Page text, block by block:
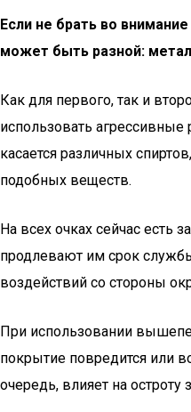
Если не брать во
может быть разной:
Как для первого, так и
использовать агрессивные
касается различных
подобных веществ.
На всех очках сейчас есть
продлевают им срок
воздействий со стороны
При использовании
покрытие повредится или
очередь, влияет на остроту